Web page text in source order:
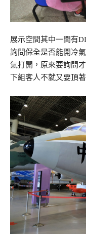
展示空間其中一間有
詢問保全是否能開冷
氣打開，原來要詢問
下組客人不就又要頂